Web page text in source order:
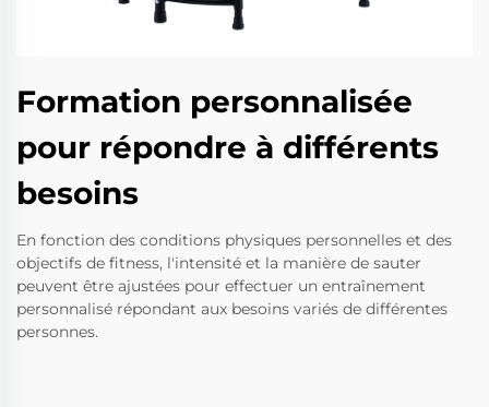
Formation personnalisée
pour répondre à différents
besoins
En fonction des conditions physiques personnelles et des
objectifs de fitness, l'intensité et la manière de sauter
peuvent être ajustées pour effectuer un entraînement
personnalisé répondant aux besoins variés de différentes
personnes.